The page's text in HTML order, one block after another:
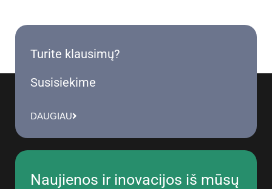
Turite klausimų?
Susisiekime
DAUGIAU
Naujienos ir inovacijos iš mūsų